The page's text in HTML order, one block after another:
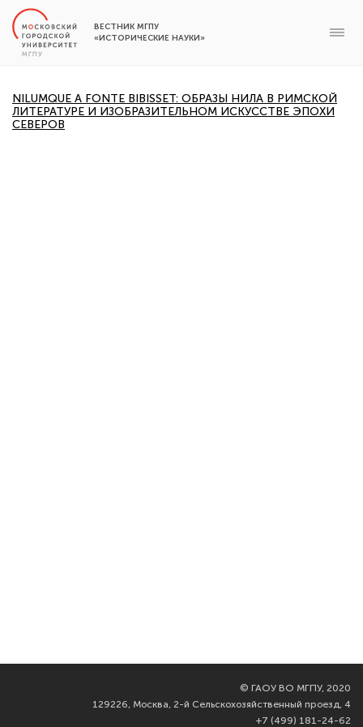
ВЕСТНИК МГПУ
«ИСТОРИЧЕСКИЕ НАУКИ»
NILUMQUE A FONTE BIBISSET: ОБРАЗЫ НИЛА В РИМСКОЙ
ЛИТЕРАТУРЕ И ИЗОБРАЗИТЕЛЬНОМ ИСКУССТВЕ ЭПОХИ
СЕВЕРОВ
© ГАОУ ВО МГПУ, 2020
129226, Москва, 2-й Сельскохозяйственный проезд, 4
+7 (499) 181-24-62